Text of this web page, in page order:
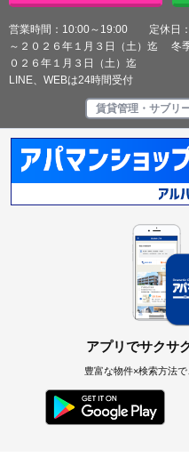
営業時間：10:00～19:00 定休日：
～２０２６年１月３日（土）迄 冬
０２６年１月３日（土）迄
LINE、WEBは24時間受付
賃貸管理・サブリ
アプリでサクサ
豊富な物件×検索方法